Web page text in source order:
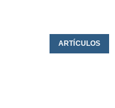
ARTÍCULOS